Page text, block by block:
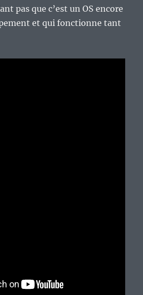
pas que c’est un OS encore
et qui fonctionne tant